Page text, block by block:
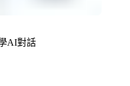
AI對話